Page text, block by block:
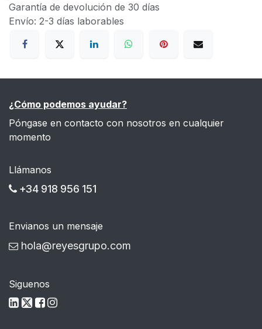
Garantía de devolución de 30 días
Envío: 2-3 días laborables
¿Cómo podemos ayudar?
Póngase en contacto con nosotros en cualquier
momento
Llámanos
+34 918 956 151
Envianos un mensaje
hola@reyesgrupo.com
Siguenos